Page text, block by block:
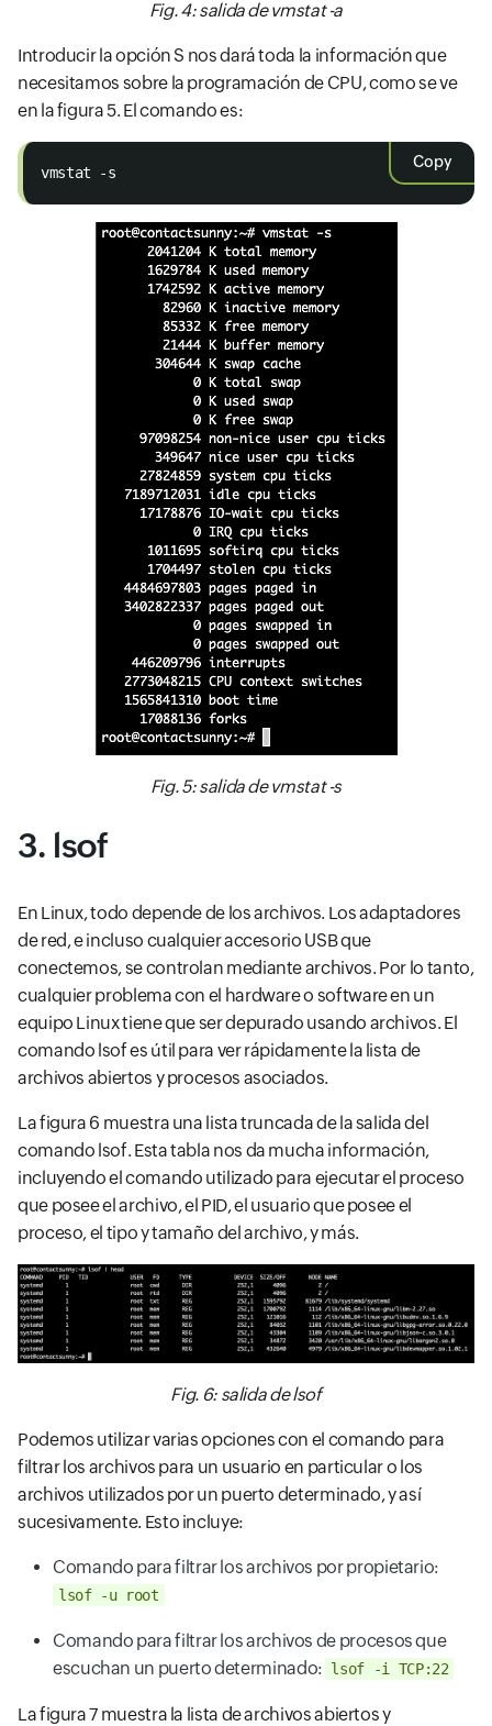
Fig. 4: salida de vmstat -a
Introducir la opción S nos dará toda la información que
necesitamos sobre la programación de CPU, como se ve
en la figura 5. El comando es:
Copy
vmstat -s
Fig. 5: salida de vmstat -s
3. lsof
En Linux, todo depende de los archivos. Los adaptadores
de red, e incluso cualquier accesorio USB que
conectemos, se controlan mediante archivos. Por lo tanto,
cualquier problema con el hardware o software en un
equipo Linux tiene que ser depurado usando archivos. El
comando lsof es útil para ver rápidamente la lista de
archivos abiertos y procesos asociados.
La figura 6 muestra una lista truncada de la salida del
comando lsof. Esta tabla nos da mucha información,
incluyendo el comando utilizado para ejecutar el proceso
que posee el archivo, el PID, el usuario que posee el
proceso, el tipo y tamaño del archivo, y más.
Fig. 6: salida de lsof
Podemos utilizar varias opciones con el comando para
filtrar los archivos para un usuario en particular o los
archivos utilizados por un puerto determinado, y así
sucesivamente. Esto incluye:
Comando para filtrar los archivos por propietario:
lsof -u root
Comando para filtrar los archivos de procesos que
escuchan un puerto determinado: lsof -i TCP:22
La figura 7 muestra la lista de archivos abiertos y